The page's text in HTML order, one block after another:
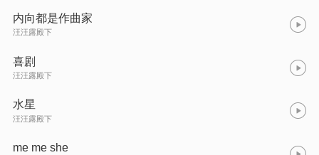
内向都是作曲家
汪汪露殿下
喜剧
汪汪露殿下
水星
汪汪露殿下
me me she